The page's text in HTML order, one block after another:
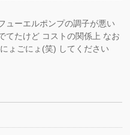
ューエルポンプの調子が悪い
てたけど コストの関係上 なお
ょごにょ(笑) してください